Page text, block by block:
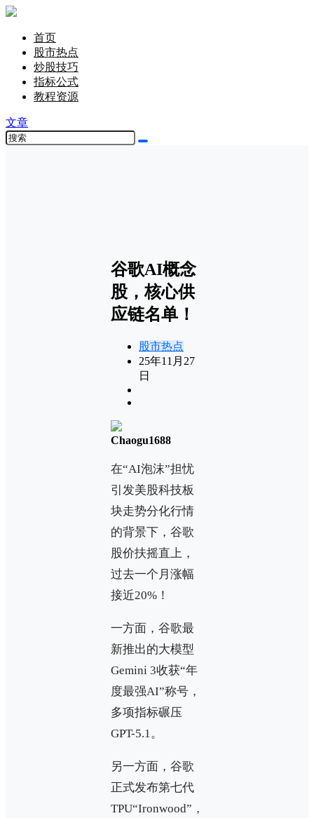
首页
股市热点
炒股技巧
指标公式
教程资源
文章
谷歌AI概念
股，核心供
应链名单！
股市热点
25年11月27
日
Chaogu1688
在“AI泡沫”担忧
引发美股科技板
块走势分化行情
的背景下，谷歌
股价扶摇直上，
过去一个月涨幅
接近20%！
一方面，谷歌最
新推出的大模型
Gemini 3收获“年
度最强AI”称号，
多项指标碾压
GPT-5.1。
另一方面，谷歌
正式发布第七代
TPU“Ironwood”，